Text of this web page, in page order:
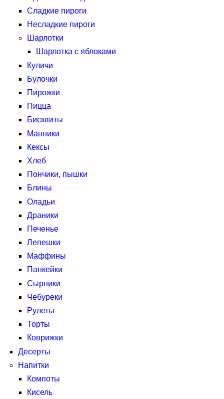
Сладкие пироги
Несладкие пироги
Шарлотки
Шарлотка с яблоками
Куличи
Булочки
Пирожки
Пицца
Бисквиты
Манники
Кексы
Хлеб
Пончики, пышки
Блины
Оладьи
Драники
Печенье
Лепешки
Маффины
Панкейки
Сырники
Чебуреки
Рулеты
Торты
Коврижки
Десерты
Напитки
Компоты
Кисель